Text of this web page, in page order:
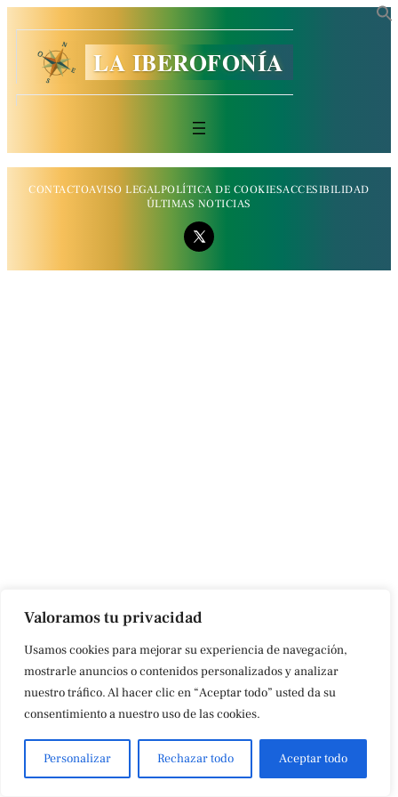
Valoramos tu privacidad
Usamos cookies para mejorar su experiencia de navegación,
mostrarle anuncios o contenidos personalizados y analizar
nuestro tráfico. Al hacer clic en “Aceptar todo” usted da su
consentimiento a nuestro uso de las cookies.
Personalizar Rechazar todo Aceptar todo
LA IBEROFONÍA
CONTACTOAVISO LEGALPOLÍTICA DE COOKIESACCESIBILIDAD
ÚLTIMAS NOTICIAS